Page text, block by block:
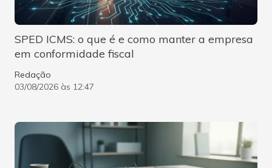
SPED ICMS: o que é e como manter a empresa
em conformidade fiscal
Redação
03/08/2026 às 12:47